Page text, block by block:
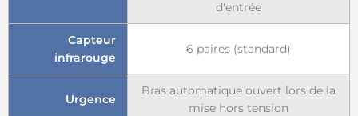
d'entrée
Capteur
infrarouge
6 paires (standard)
Urgence
Bras automatique ouvert lors de la
mise hors tension